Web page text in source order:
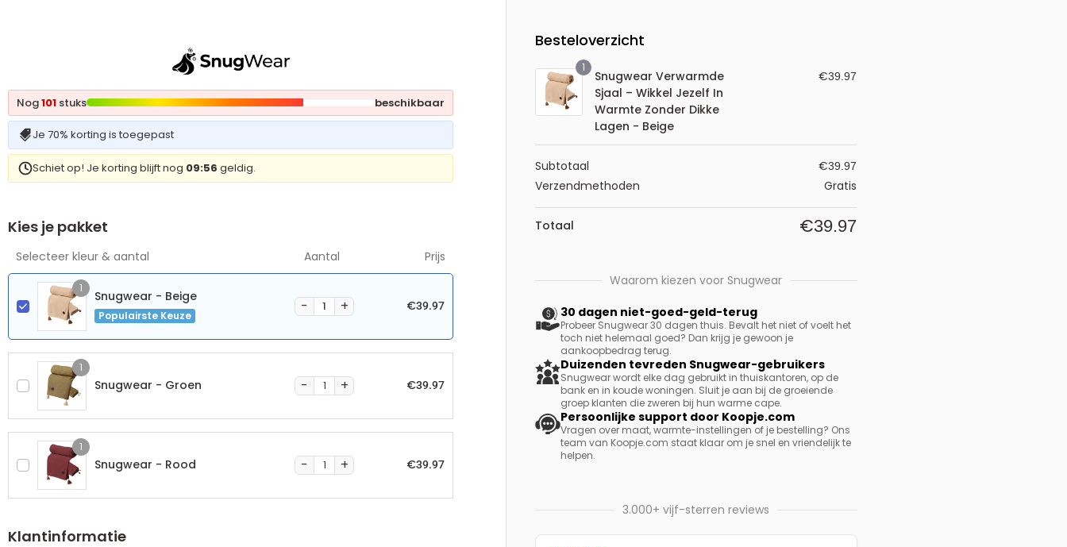
Nog101 stuks beschikbaar
Je 70% korting is toegepast
Schiet op! Je korting blijft nog 09:56 geldig.
Kies je pakket
Selecteer kleur & aantal Aantal Prijs
1
Snugwear - Beige
Populairste Keuze
€39.97
1
Snugwear - Groen €39.97
1
Snugwear - Rood €39.97
Klantinformatie
Besteloverzicht
1
Snugwear Verwarmde
Sjaal – Wikkel Jezelf In
Warmte Zonder Dikke
Lagen - Beige
€39.97
Subtotaal €39.97
Verzendmethoden Gratis
Totaal €39.97
Waarom kiezen voor Snugwear
30 dagen niet-goed-geld-terug
Probeer Snugwear 30 dagen thuis. Bevalt het niet of voelt het
toch niet helemaal goed? Dan krijg je gewoon je
aankoopbedrag terug.
Duizenden tevreden Snugwear-gebruikers
Snugwear wordt elke dag gebruikt in thuiskantoren, op de
bank en in koude woningen. Sluit je aan bij de groeiende
groep klanten die zweren bij hun warme cape.
Persoonlijke support door Koopje.com
Vragen over maat, warmte-instellingen of je bestelling? Ons
team van Koopje.com staat klaar om je snel en vriendelijk te
helpen.
3.000+ vijf-sterren reviews